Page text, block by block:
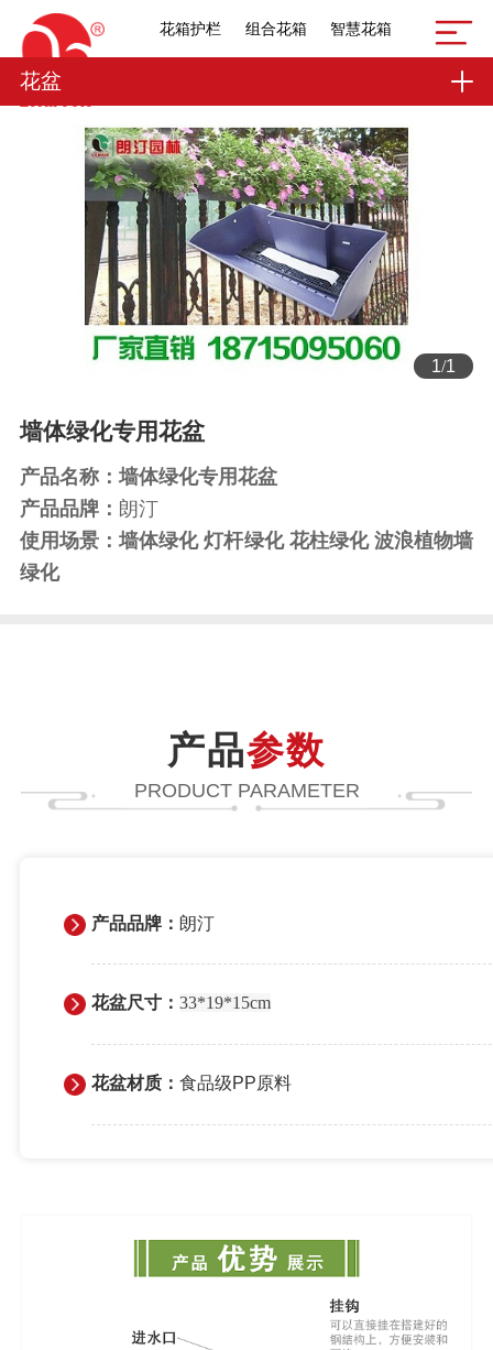
花箱护栏 组合花箱 智慧花箱
花盆
1/1
墙体绿化专用花盆
产品名称：墙体绿化专用花盆
产品品牌： 朗汀
使用场景：墙体绿化 灯杆绿化 花柱绿化 波浪植物墙
绿化
产品参数
PRODUCT PARAMETER
产品品牌： 朗汀
花盆尺寸： 33*19*15cm
花盆材质： 食品级PP原料